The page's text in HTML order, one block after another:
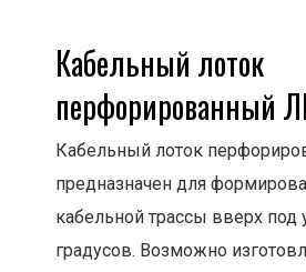
Кабельный лоток
перфорированный
Кабельный лоток
предназначен для
кабельной трассы вверх под
градусов. Возможно